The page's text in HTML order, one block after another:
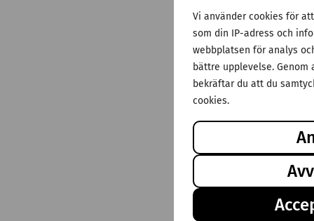
Vi använder cookies för
som din IP-adress och
webbplatsen för analys
bättre upplevelse.
bekräftar du att du
cookies.